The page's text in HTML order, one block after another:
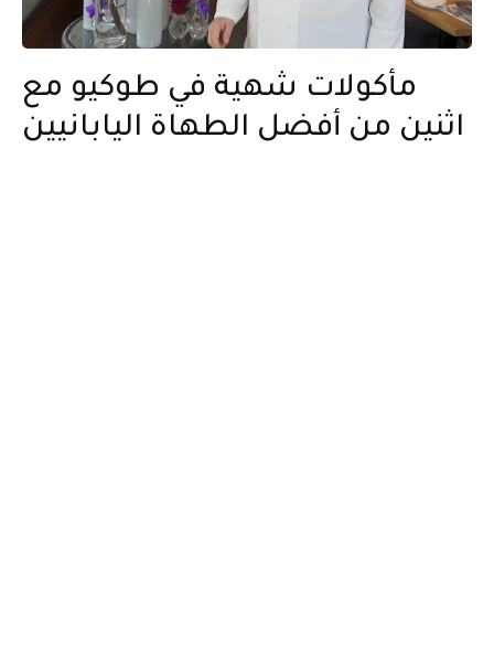
مأكولات شهية في طوكيو مع
اثنين من أفضل الطهاة اليابانيين